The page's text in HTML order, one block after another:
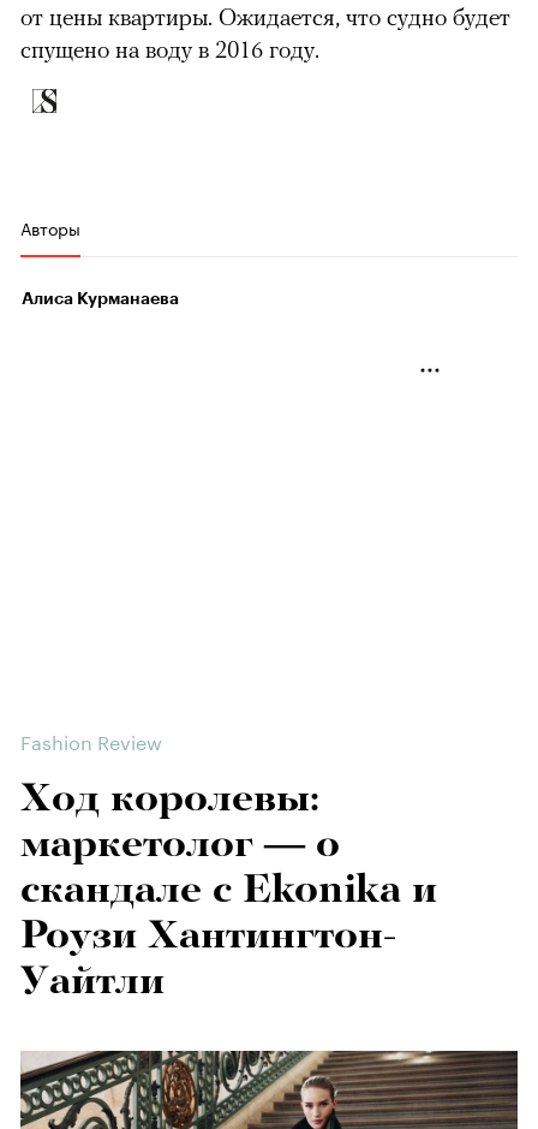
от цены квартиры. Ожидается, что судно будет
спущено на воду в 2016 году.
Авторы
Алиса Курманаева
Fashion Review
Ход королевы:
маркетолог — о
скандале с Ekonika и
Роузи Хантингтон-
Уайтли